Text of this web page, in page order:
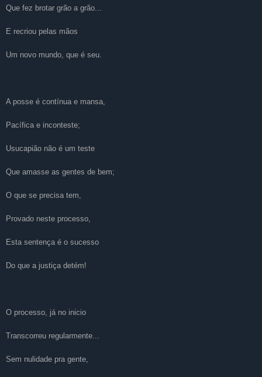
Que fez brotar grão a grão...
E recriou pelas mãos
Um novo mundo, que é seu.
A posse é contínua e mansa,
Pacífica e inconteste;
Usucapião não é um teste
Que amasse as gentes de bem;
O que se precisa tem,
Provado neste processo,
Esta sentença é o sucesso
Do que a justiça detém!
O processo, já no inicio
Transcorreu regularmente...
Sem nulidade pra gente,